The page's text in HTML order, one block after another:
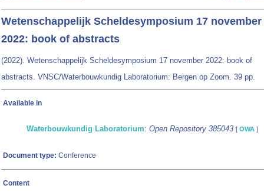
Wetenschappelijk Scheldesymposium 17 november
2022: book of abstracts
(2022). Wetenschappelijk Scheldesymposium 17 november 2022: book of
abstracts. VNSC/Waterbouwkundig Laboratorium: Bergen op Zoom. 39 pp.
Available in
Waterbouwkundig Laboratorium: Open Repository 385043 [ OWA ]
Document type: Conference
Content